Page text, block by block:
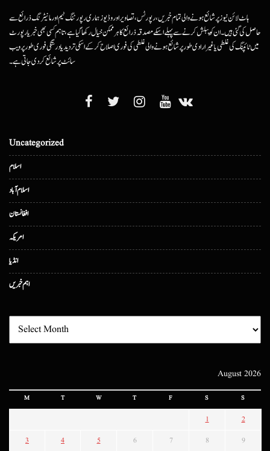
ہاٹ لائن نیوز پر شائع ہونے والی تمام خبریں، رپورٹس، تصاویر اور وڈیوز ہماری رپورٹنگ ٹیم اور مانیٹرنگ ذرائع سے
حاصل کی گئی ہیں۔ ان کو پبلش کرنے سے پہلے اسکے مصدقہ ذرائع کا ہرممکن خیال رکھا گیا ہے، تاہم کسی بھی خبر یا رپورٹ
میں ٹائپنگ کی غلطی یا غیرارادی طور پر شائع ہونے والی غلطی کی فوری اصلاح کرکے اسکی تردید یا درستگی فوری طور پر ویب
سائٹ پر شائع کردی جاتی ہے۔
Uncategorized
اسلام
اسلام آباد
افغانستان
امریکہ
انڈیا
اہم خبریں
August 2026
M T W T F S S
1 2
3 4 5 6 7 8 9